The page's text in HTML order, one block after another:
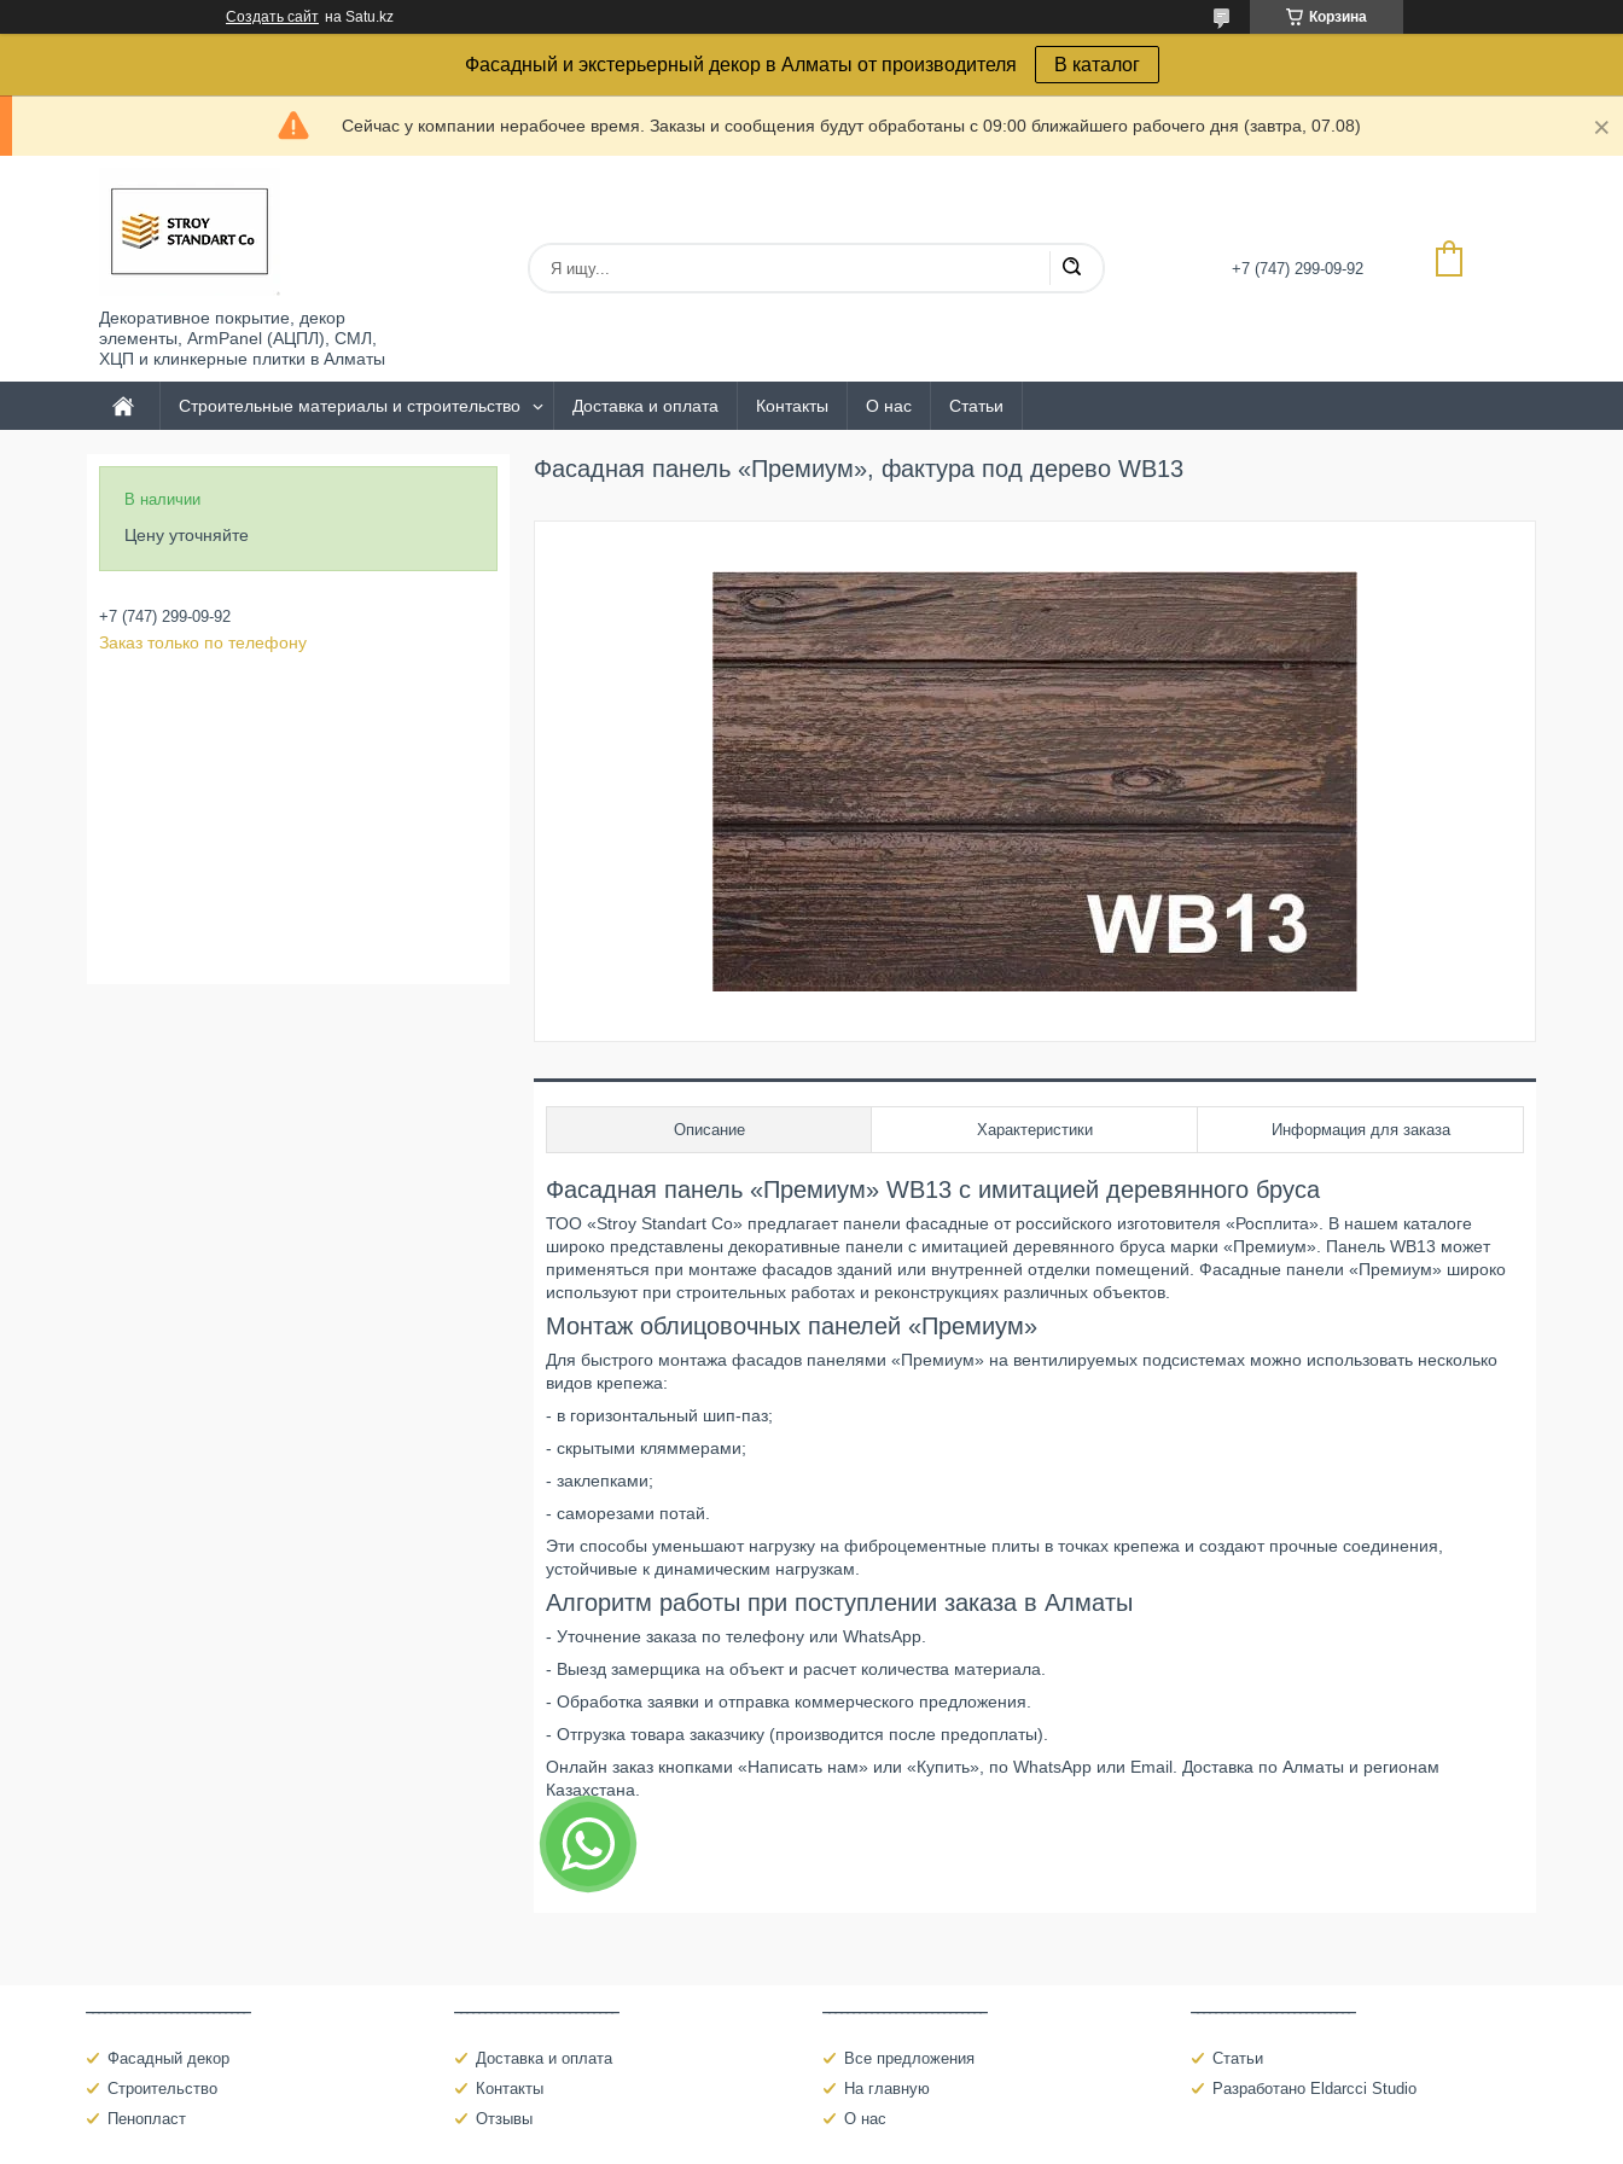
Создать сайт на Satu.kz Корзина
Фасадный и экстерьерный декор в Алматы от производителя В каталог
Сейчас у компании нерабочее время. Заказы и сообщения будут обработаны с 09:00 ближайшего рабочего дня (завтра, 07.08)
Декоративное покрытие, декор
элементы, ArmPanel (АЦПЛ), СМЛ,
ХЦП и клинкерные плитки в Алматы
+7 (747) 299-09-92
Строительные материалы и строительство Доставка и оплата Контакты О нас Статьи
Фасадная панель «Премиум», фактура под дерево WB13
Описание Характеристики Информация для заказа
Фасадная панель «Премиум» WB13 с имитацией деревянного бруса
ТОО «Stroy Standart Co» предлагает панели фасадные от российского изготовителя «Росплита». В нашем каталоге
широко представлены декоративные панели с имитацией деревянного бруса марки «Премиум». Панель WB13 может
применяться при монтаже фасадов зданий или внутренней отделки помещений. Фасадные панели «Премиум» широко
используют при строительных работах и реконструкциях различных объектов.
Монтаж облицовочных панелей «Премиум»
Для быстрого монтажа фасадов панелями «Премиум» на вентилируемых подсистемах можно использовать несколько
видов крепежа:
- в горизонтальный шип-паз;
- скрытыми кляммерами;
- заклепками;
- саморезами потай.
Эти способы уменьшают нагрузку на фиброцементные плиты в точках крепежа и создают прочные соединения,
устойчивые к динамическим нагрузкам.
Алгоритм работы при поступлении заказа в Алматы
- Уточнение заказа по телефону или WhatsApp.
- Выезд замерщика на объект и расчет количества материала.
- Обработка заявки и отправка коммерческого предложения.
- Отгрузка товара заказчику (производится после предоплаты).
Онлайн заказ кнопками «Написать нам» или «Купить», по WhatsApp или Email. Доставка по Алматы и регионам
Казахстана.
В наличии
Цену уточняйте
+7 (747) 299-09-92
Заказ только по телефону
‾‾‾‾‾‾‾‾‾‾‾‾‾‾‾‾‾‾‾‾‾‾‾‾‾‾‾
Фасадный декор
Строительство
Пенопласт
‾‾‾‾‾‾‾‾‾‾‾‾‾‾‾‾‾‾‾‾‾‾‾‾‾‾‾
Доставка и оплата
Контакты
Отзывы
‾‾‾‾‾‾‾‾‾‾‾‾‾‾‾‾‾‾‾‾‾‾‾‾‾‾‾
Все предложения
На главную
О нас
‾‾‾‾‾‾‾‾‾‾‾‾‾‾‾‾‾‾‾‾‾‾‾‾‾‾‾
Статьи
Разработано Eldarcci Studio